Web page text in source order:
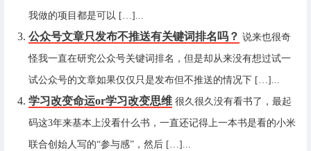
我做的项目都是可以 […]...
公众号文章只发布不推送有关键词排名吗？ 说来也很奇
怪我一直在研究公众号关键词排名，但是却从来没有想过试一
试公众号的文章如果仅仅只是发布但不推送的情况下 […]...
学习改变命运or学习改变思维 很久很久没有看书了，最起
码这3年来基本上没看什么书，一直还记得上一本书是看的小米
联合创始人写的“参与感”，然后 […]...